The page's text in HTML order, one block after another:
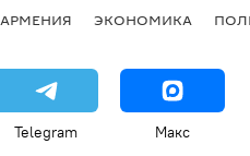
АРМЕНИЯ ЭКОНОМИКА
Telegram Макс